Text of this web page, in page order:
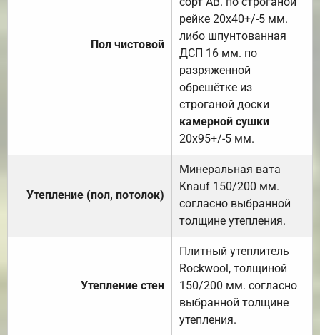
Пол чистовой
рейке 20х40+/-5 мм.
либо шпунтованная
ДСП 16 мм. по
разряженной
обрешётке из
строганой доски
камерной сушки
20х95+/-5 мм.
Утепление (пол, потолок)
Минеральная вата
Knauf 150/200 мм.
согласно выбранной
толщине утепления.
Утепление стен
Плитный утеплитель
Rockwool, толщиной
150/200 мм. согласно
выбранной толщине
утепления.